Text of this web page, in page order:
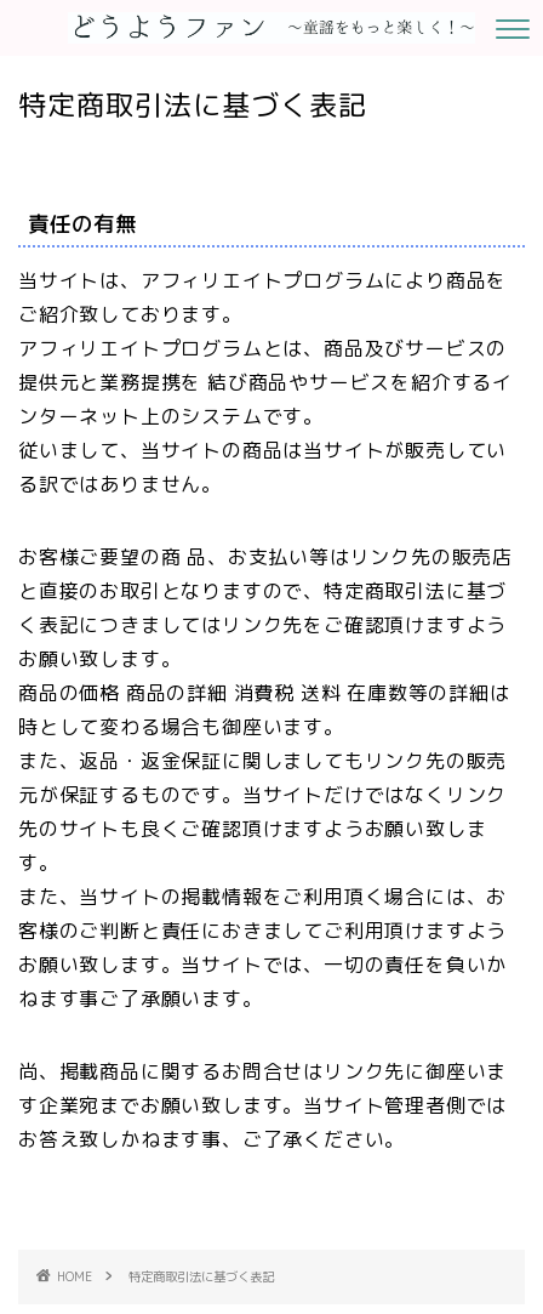
特定商取引法に基づく表記
責任の有無
当サイトは、アフィリエイトプログラムにより商品を
ご紹介致しております。
アフィリエイトプログラムとは、商品及びサービスの
提供元と業務提携を 結び商品やサービスを紹介するイ
ンターネット上のシステムです。
従いまして、当サイトの商品は当サイトが販売してい
る訳ではありません。
お客様ご要望の商 品、お支払い等はリンク先の販売店
と直接のお取引となりますので、特定商取引法に基づ
く表記につきましてはリンク先をご確認頂けますよう
お願い致します。
商品の価格 商品の詳細 消費税 送料 在庫数等の詳細は
時として変わる場合も御座います。
また、返品・返金保証に関しましてもリンク先の販売
元が保証するものです。当サイトだけではなくリンク
先のサイトも良くご確認頂けますようお願い致しま
す。
また、当サイトの掲載情報をご利用頂く場合には、お
客様のご判断と責任におきましてご利用頂けますよう
お願い致します。当サイトでは、一切の責任を負いか
ねます事ご了承願います。
尚、掲載商品に関するお問合せはリンク先に御座いま
す企業宛までお願い致します。当サイト管理者側では
お答え致しかねます事、ご了承ください。
HOME 特定商取引法に基づく表記